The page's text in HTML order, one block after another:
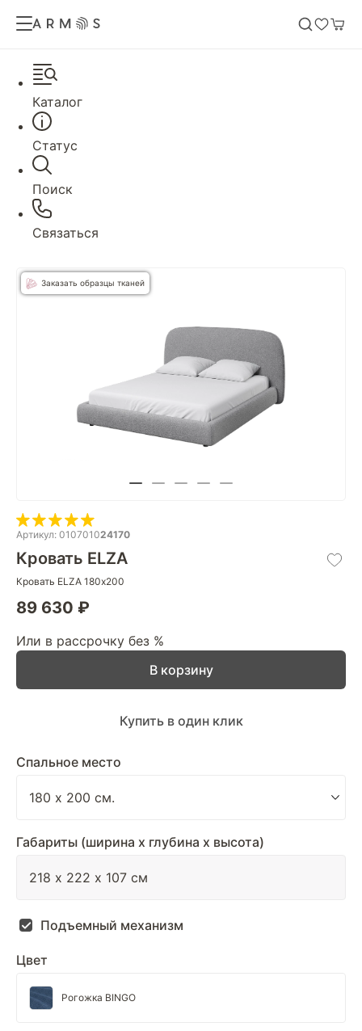
Каталог
Статус
Поиск
Связаться
Заказать образцы тканей
Артикул: 010701024170
Кровать ELZA
Кровать ELZA 180х200
89 630 ₽
Или в рассрочку без %
Спальное место
Габариты (ширина х глубина х высота)
Подъемный механизм
Цвет
Рогожка BINGO
В корзину
Купить в один клик